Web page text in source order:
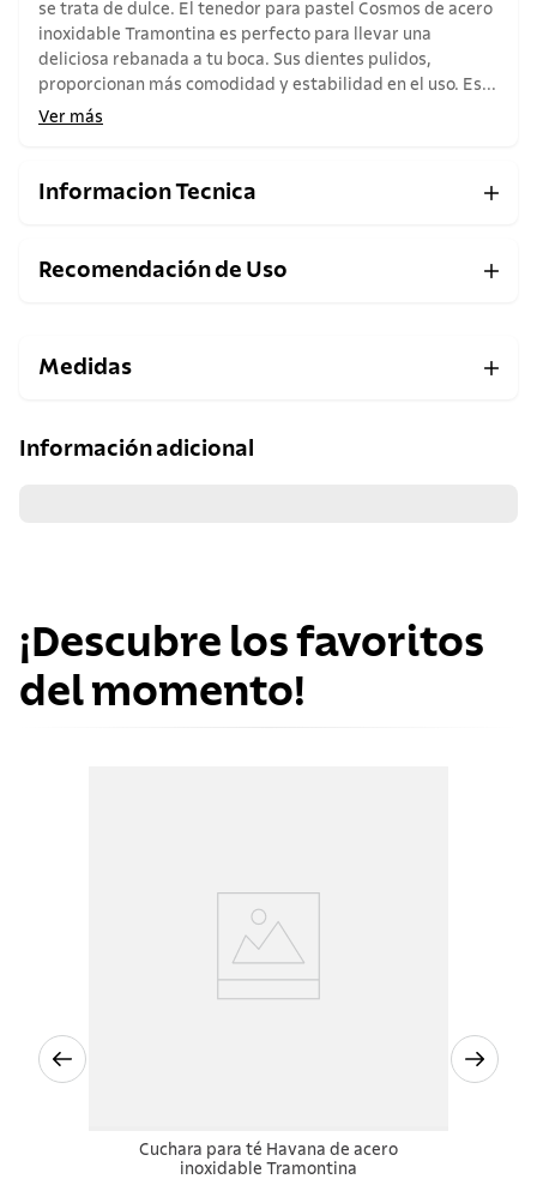
se trata de dulce. El tenedor para pastel Cosmos de acero
inoxidable Tramontina es perfecto para llevar una
deliciosa rebanada a tu boca. Sus dientes pulidos,
proporcionan más comodidad y estabilidad en el uso. Es...
Ver más
Informacion Tecnica
Recomendación de Uso
Medidas
Información adicional
¡Descubre los favoritos
del momento!
Cuchara para té Havana de acero
inoxidable Tramontina